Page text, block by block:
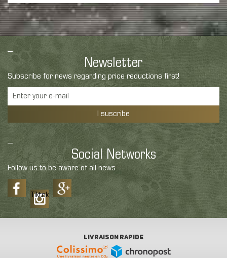
Newsletter
Subscribe for news regarding price reductions first!
I suscribe
Social Networks
Follow us to be aware of all news.
Tiktok
LIVRAISON RAPIDE